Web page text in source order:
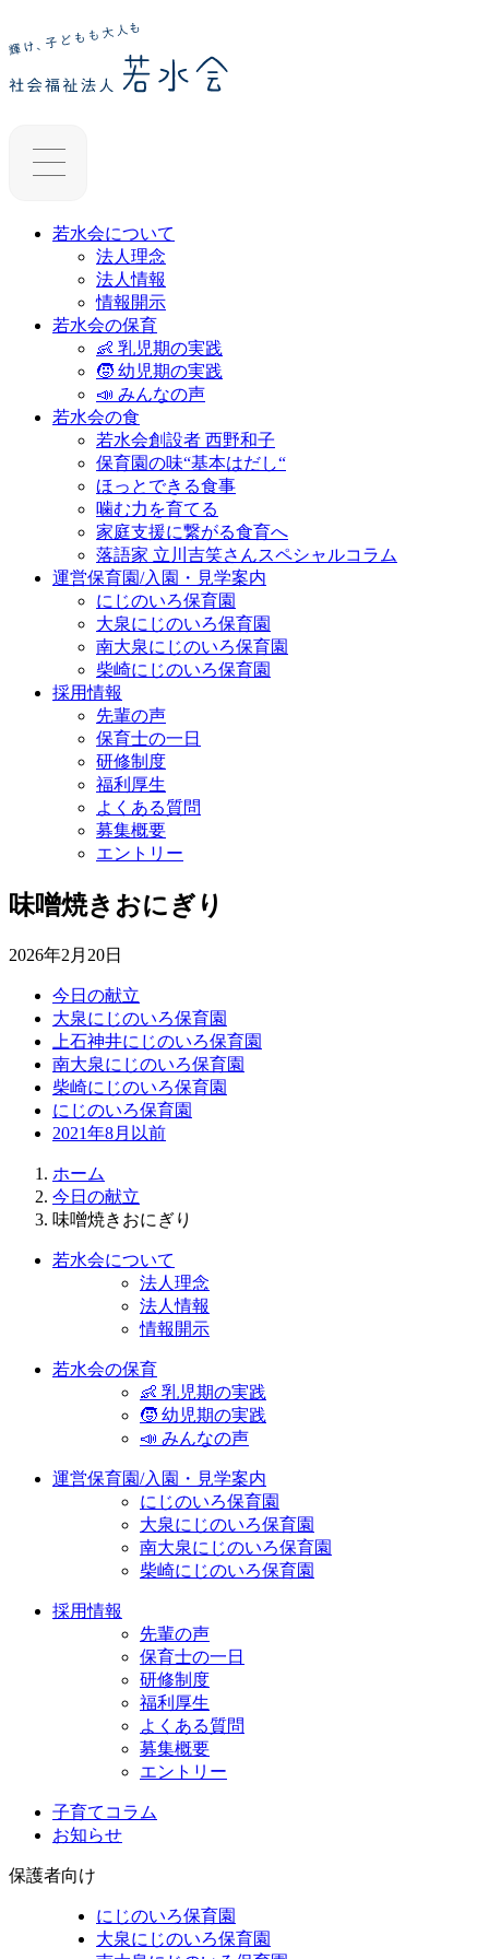
若水会について
法人理念
法人情報
情報開示
若水会の保育
👶 乳児期の実践
🧒 幼児期の実践
📣 みんなの声
若水会の食
若水会創設者 西野和子
保育園の味“基本はだし“
ほっとできる食事
噛む力を育てる
家庭支援に繋がる食育へ
落語家 立川吉笑さんスペシャルコラム
運営保育園/入園・見学案内
にじのいろ保育園
大泉にじのいろ保育園
南大泉にじのいろ保育園
柴崎にじのいろ保育園
採用情報
先輩の声
保育士の一日
研修制度
福利厚生
よくある質問
募集概要
エントリー
味噌焼きおにぎり
2026年2月20日
今日の献立
大泉にじのいろ保育園
上石神井にじのいろ保育園
南大泉にじのいろ保育園
柴崎にじのいろ保育園
にじのいろ保育園
2021年8月以前
ホーム
今日の献立
味噌焼きおにぎり
若水会について
法人理念
法人情報
情報開示
若水会の保育
👶 乳児期の実践
🧒 幼児期の実践
📣 みんなの声
運営保育園/入園・見学案内
にじのいろ保育園
大泉にじのいろ保育園
南大泉にじのいろ保育園
柴崎にじのいろ保育園
採用情報
先輩の声
保育士の一日
研修制度
福利厚生
よくある質問
募集概要
エントリー
子育てコラム
お知らせ
保護者向け
にじのいろ保育園
大泉にじのいろ保育園